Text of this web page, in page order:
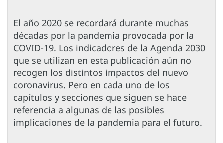
El año 2020 se recordará durante muchas
décadas por la pandemia provocada por la
COVID-19. Los indicadores de la Agenda 2030
que se utilizan en esta publicación aún no
recogen los distintos impactos del nuevo
coronavirus. Pero en cada uno de los
capítulos y secciones que siguen se hace
referencia a algunas de las posibles
implicaciones de la pandemia para el futuro.